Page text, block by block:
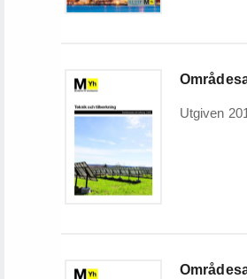
Utgiven